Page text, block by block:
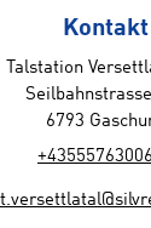
Kontakt
Talstation
6793